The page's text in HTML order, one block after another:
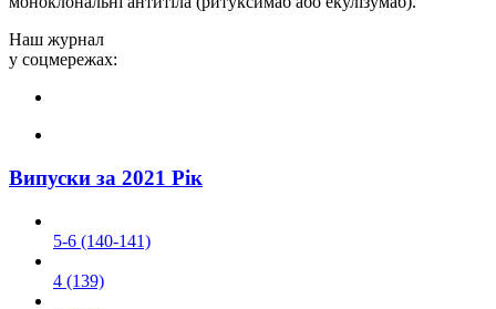
Наш журнал
у соцмережах:
Випуски за 2021 Рік
5-6 (140-141)
4 (139)